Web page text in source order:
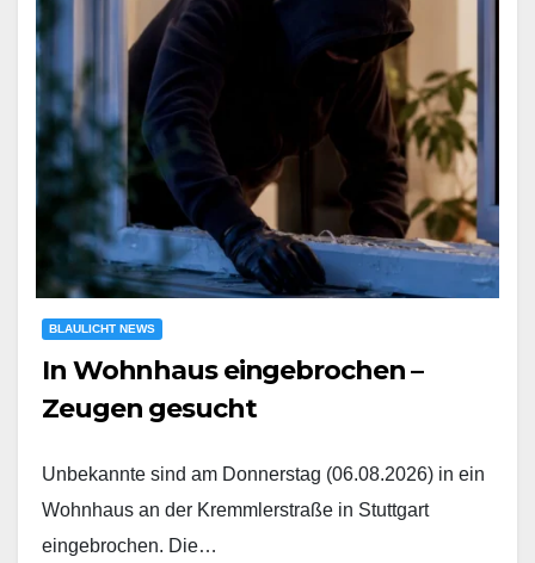
BLAULICHT NEWS
In Wohnhaus eingebrochen –
Zeugen gesucht
Unbekannte sind am Donnerstag (06.08.2026) in ein
Wohnhaus an der Kremmlerstraße in Stuttgart
eingebrochen. Die…